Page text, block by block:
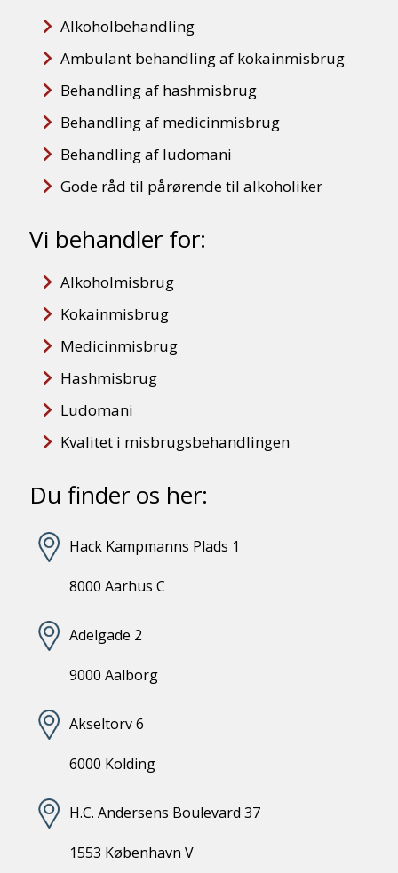
Alkoholbehandling
Ambulant behandling af kokainmisbrug
Behandling af hashmisbrug
Behandling af medicinmisbrug
Behandling af ludomani
Gode råd til pårørende til alkoholiker
Vi behandler for:
Alkoholmisbrug
Kokainmisbrug
Medicinmisbrug
Hashmisbrug
Ludomani
Kvalitet i misbrugsbehandlingen
Du finder os her:
Hack Kampmanns Plads 1
8000 Aarhus C
Adelgade 2
9000 Aalborg
Akseltorv 6
6000 Kolding
H.C. Andersens Boulevard 37
1553 København V